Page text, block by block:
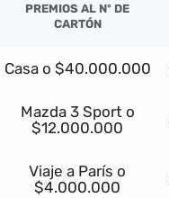
PREMIOS AL Nº DE
CARTÓN
Casa o $40.000.000
Mazda 3 Sport o
$12.000.000
Viaje a París o
$4.000.000